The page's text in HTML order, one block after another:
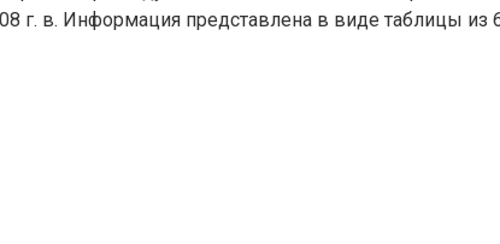
г. в. Информация представлена в виде таблицы из